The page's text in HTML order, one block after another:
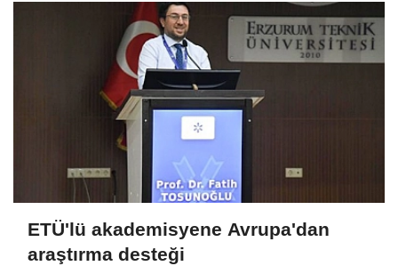
ETÜ'lü akademisyene Avrupa'dan
araştırma desteği